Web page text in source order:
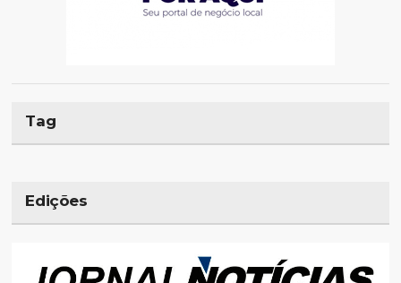
Tag
Edições